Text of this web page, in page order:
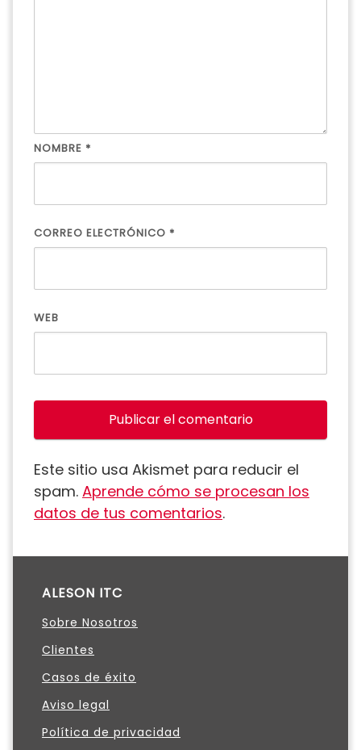
NOMBRE *
CORREO ELECTRÓNICO *
WEB
Este sitio usa Akismet para reducir el
spam. Aprende cómo se procesan los
datos de tus comentarios.
ALESON ITC
Sobre Nosotros
Clientes
Casos de éxito
Aviso legal
Política de privacidad